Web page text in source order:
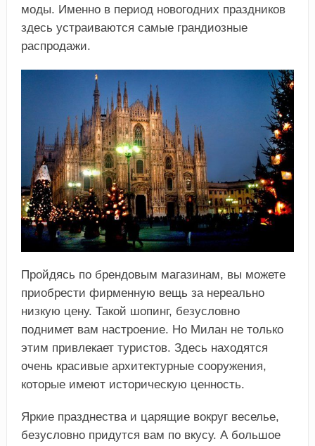
моды. Именно в период новогодних праздников
здесь устраиваются самые грандиозные
распродажи.
Пройдясь по брендовым магазинам, вы можете
приобрести фирменную вещь за нереально
низкую цену. Такой шопинг, безусловно
поднимет вам настроение. Но Милан не только
этим привлекает туристов. Здесь находятся
очень красивые архитектурные сооружения,
которые имеют историческую ценность.
Яркие празднества и царящие вокруг веселье,
безусловно придутся вам по вкусу. А большое